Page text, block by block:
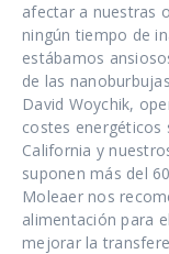
afectar a nuestras
ningún tiempo de
estábamos
de las
David Woychik,
costes energéticos
California y
suponen más del
Moleaer nos
alimentación para
mejorar la